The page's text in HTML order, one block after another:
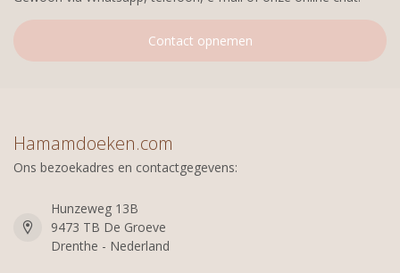
Contact opnemen
Hamamdoeken.com
Ons bezoekadres en contactgegevens:
Hunzeweg 13B
9473 TB De Groeve
Drenthe - Nederland